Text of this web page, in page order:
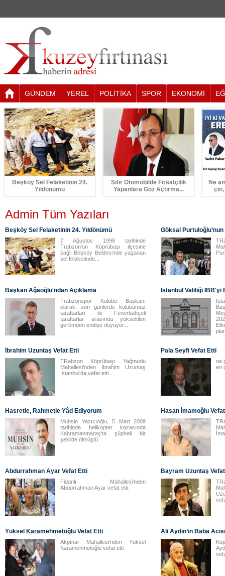
GÜNDEM YEREL POLİTİKA SPOR EKONOMİ
Beşköy Sel Felaketinin 24.
Yıldönümü
Sıfır Otomobilde Fırsatçılık
Yapanlara Göz Açtırma...
Ne
Admin Tüm Yazıları
Beşköy Sel Felaketinin 24. Yıldönümü
7 Ağustos 1998 tarihinde
Trabzon’un Köprübaşı ilçesine
bağlı Beşköy Beldesi’nde yaşanan
sel felaketinde...
Göksal Purtuloğlu’nun
Başkan Ağaoğlu'ndan Açıklama
Trabzonspor Kulübü Başkanı
olarak, son günlerde kulübümüz
taraftarları ile Fenerbahçeli
taraftarlar arasında yükseltilen
gerilimden endişe duyuyor...
İstanbul Valiliği İBB'yi
İbrahim Uzuntaş Vefat Etti
TRabzon Köprübaşı Yağmurlu
Mahallesi’nden İbrahim Uzuntaş
İstanbul’da vefat etti.
Pala Seyfi Vefat Etti
ne
en
Hasretle, Rahmetle Yâd Ediyorum
Muhsin Yazıcıoğlu, 5 Mart 2009
tarihinde helikopter kazasında
Kahramanmaraş'ta şüpheli bir
şekilde ölmüştü.
Hasan İmamoğlu
Abdurrahman Ayar Vefat Etti
Fidanlı Mahallesi’nden
Abdurrahman Ayar vefat etti.
Bayram Uzuntaş
Yüksel Karamehmetoğlu Vefat Etti
Akpınar Mahallesi’nden Yüksel
Karamehmetoğlu vefat etti
Ali Aydın’ın Baba Acısı